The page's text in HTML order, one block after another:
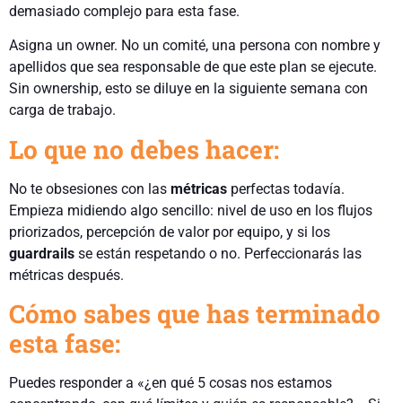
demasiado complejo para esta fase.
Asigna un owner. No un comité, una persona con nombre y
apellidos que sea responsable de que este plan se ejecute.
Sin ownership, esto se diluye en la siguiente semana con
carga de trabajo.
Lo que no debes hacer:
No te obsesiones con las métricas perfectas todavía.
Empieza midiendo algo sencillo: nivel de uso en los flujos
priorizados, percepción de valor por equipo, y si los
guardrails se están respetando o no. Perfeccionarás las
métricas después.
Cómo sabes que has terminado
esta fase:
Puedes responder a «¿en qué 5 cosas nos estamos